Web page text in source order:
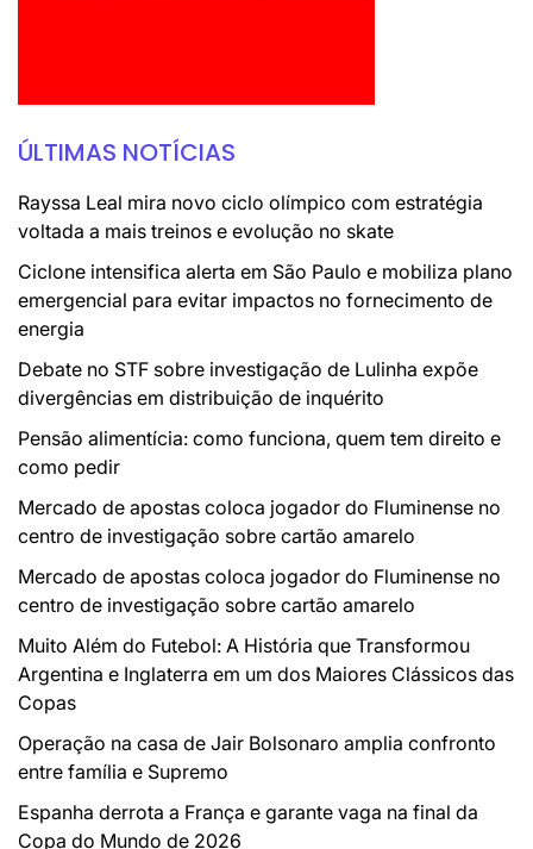
ÚLTIMAS NOTÍCIAS
Rayssa Leal mira novo ciclo olímpico com estratégia
voltada a mais treinos e evolução no skate
Ciclone intensifica alerta em São Paulo e mobiliza plano
emergencial para evitar impactos no fornecimento de
energia
Debate no STF sobre investigação de Lulinha expõe
divergências em distribuição de inquérito
Pensão alimentícia: como funciona, quem tem direito e
como pedir
Mercado de apostas coloca jogador do Fluminense no
centro de investigação sobre cartão amarelo
Mercado de apostas coloca jogador do Fluminense no
centro de investigação sobre cartão amarelo
Muito Além do Futebol: A História que Transformou
Argentina e Inglaterra em um dos Maiores Clássicos das
Copas
Operação na casa de Jair Bolsonaro amplia confronto
entre família e Supremo
Espanha derrota a França e garante vaga na final da
Copa do Mundo de 2026